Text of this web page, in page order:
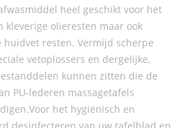
heel geschikt voor het
kleverige olieresten maar ook
resten. Vermijd scherpe
vetoplossers en dergelijke,
kunnen zitten die de
PU-lederen massagetafels
het hygiënisch en